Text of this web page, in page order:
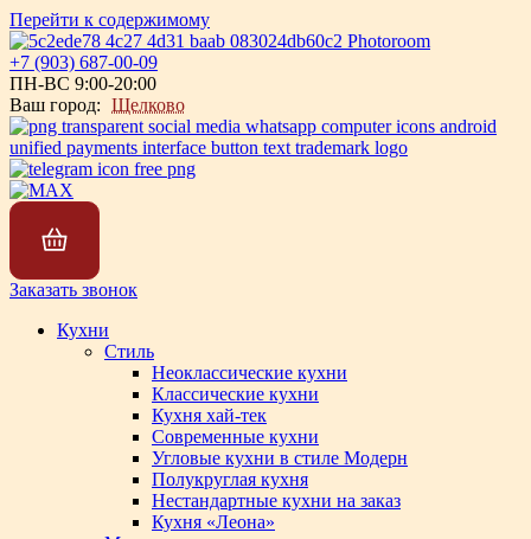
Перейти к содержимому
+7 (903) 687-00-09
ПН-ВС 9:00-20:00
Ваш город: Щелково
Заказать звонок
Кухни
Стиль
Неоклассические кухни
Классические кухни
Кухня хай-тек
Современные кухни
Угловые кухни в стиле Модерн
Полукруглая кухня
Нестандартные кухни на заказ
Кухня «Леона»